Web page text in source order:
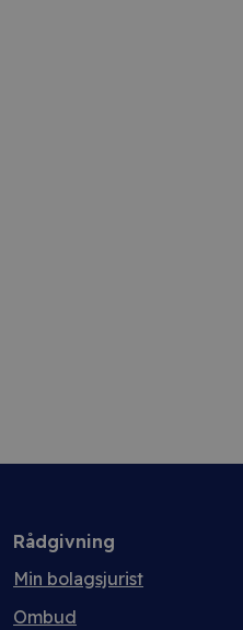
Rådgivning
Min bolagsjurist
Ombud